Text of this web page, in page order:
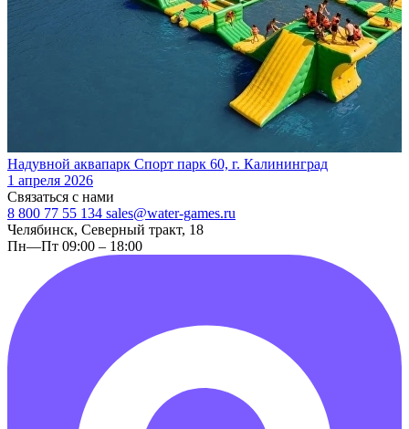
Надувной аквапарк Спорт парк 60, г. Калининград
1 апреля 2026
Связаться с нами
8 800 77 55 134 sales@water-games.ru
Челябинск, Северный тракт, 18
Пн—Пт 09:00 – 18:00